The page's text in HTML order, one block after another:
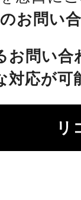
お問い
お問い合
応が可
リ